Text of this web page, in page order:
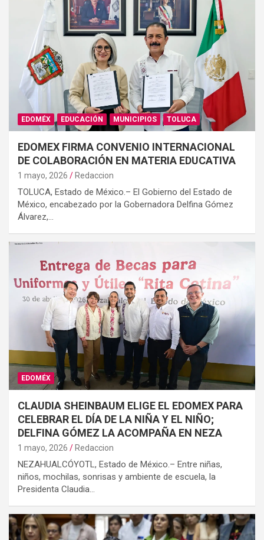
EDOMÉX EDUCACIÓN MUNICIPIOS TOLUCA
EDOMEX FIRMA CONVENIO INTERNACIONAL
DE COLABORACIÓN EN MATERIA EDUCATIVA
1 mayo, 2026 Redaccion
TOLUCA, Estado de México.– El Gobierno del Estado de
México, encabezado por la Gobernadora Delfina Gómez
Álvarez,…
EDOMÉX
CLAUDIA SHEINBAUM ELIGE EL EDOMEX PARA
CELEBRAR EL DÍA DE LA NIÑA Y EL NIÑO;
DELFINA GÓMEZ LA ACOMPAÑA EN NEZA
1 mayo, 2026 Redaccion
NEZAHUALCÓYOTL, Estado de México.– Entre niñas,
niños, mochilas, sonrisas y ambiente de escuela, la
Presidenta Claudia…